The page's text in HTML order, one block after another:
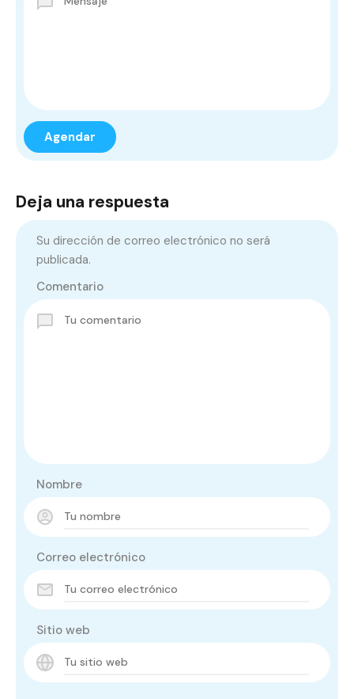
Deja una respuesta
Su dirección de correo electrónico no será
publicada.
Comentario
Nombre
Correo electrónico
Sitio web